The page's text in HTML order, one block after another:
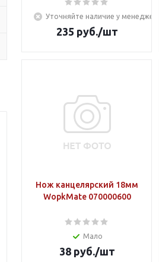
Уточняйте наличие у менеджера
235 руб./шт
Нож канцелярский 18мм
WopkMate 070000600
Мало
38руб./шт